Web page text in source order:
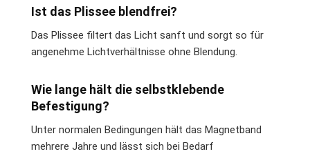
Ist das Plissee blendfrei?
Das Plissee filtert das Licht sanft und sorgt so für
angenehme Lichtverhältnisse ohne Blendung.
Wie lange hält die selbstklebende
Befestigung?
Unter normalen Bedingungen hält das Magnetband
mehrere Jahre und lässt sich bei Bedarf